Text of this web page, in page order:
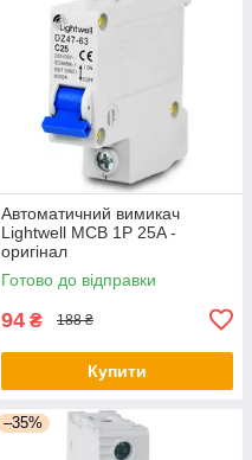
Автоматичний вимикач
Lightwell MCB 1P 25A -
оригінал
Готово до відправки
94 ₴ 188 ₴
Купити
–35%